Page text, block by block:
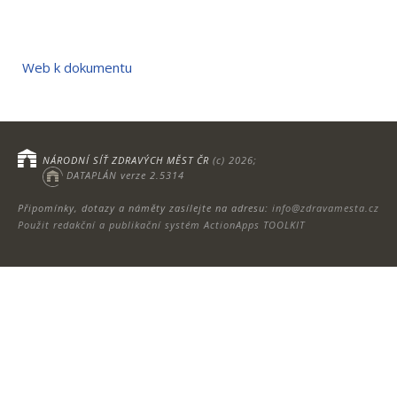
Web k dokumentu
Připomínky, dotazy a náměty zasílejte na adresu: info@zdravamesta.cz
Použit redakční a publikační systém ActionApps TOOLKIT
NÁRODNÍ SÍŤ ZDRAVÝCH MĚST ČR (c) 2026;
DATAPLÁN verze 2.5314